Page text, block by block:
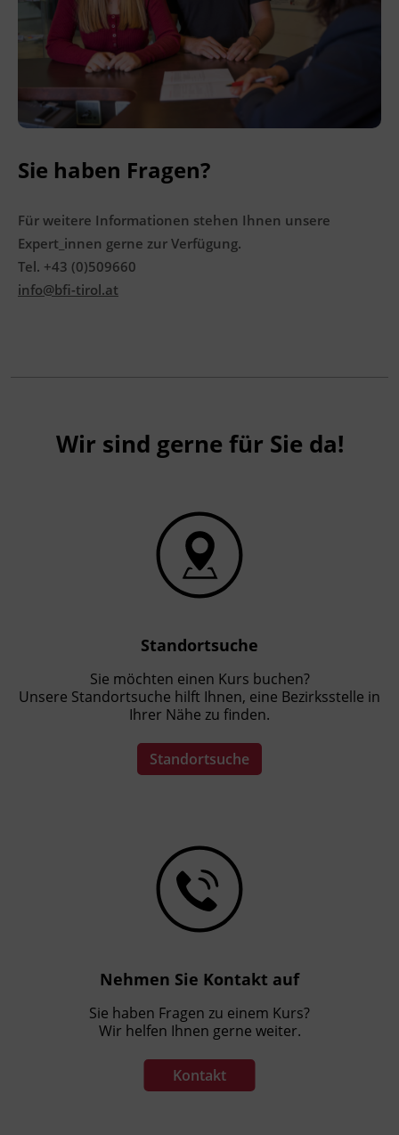
Förderhinweis
Das Land Tirol fördert bis zu maximal 30 %
der Kurskosten. Nähere Informationen finden
Sie unterwww.mein-update.at
Terminübersicht
Sie haben Fragen?
Für weitere Informationen stehen Ihnen unsere
Expert_innen gerne zur Verfügung.
Tel. +43 (0)509660
info@bfi-tirol.at
Wir sind gerne für Sie da!
Standortsuche
Sie möchten einen Kurs buchen?
Unsere Standortsuche hilft Ihnen, eine Bezirksstelle in
Ihrer Nähe zu finden.
Standortsuche
Nehmen Sie Kontakt auf
Sie haben Fragen zu einem Kurs?
Wir helfen Ihnen gerne weiter.
Kontakt